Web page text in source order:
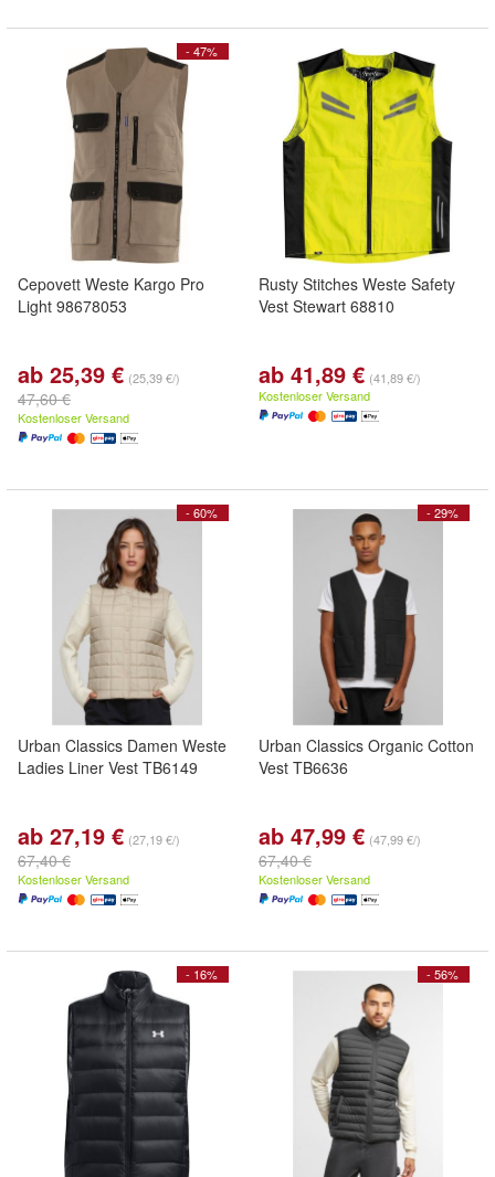
- 47%
Cepovett Weste Kargo Pro
Light 98678053
ab 25,39 € (25,39 €/)
47,60 €
Kostenloser Versand
Rusty Stitches Weste Safety
Vest Stewart 68810
ab 41,89 € (41,89 €/)
Kostenloser Versand
- 60%
Urban Classics Damen Weste
Ladies Liner Vest TB6149
ab 27,19 € (27,19 €/)
67,40 €
Kostenloser Versand
- 29%
Urban Classics Organic Cotton
Vest TB6636
ab 47,99 € (47,99 €/)
67,40 €
Kostenloser Versand
- 16% - 56%